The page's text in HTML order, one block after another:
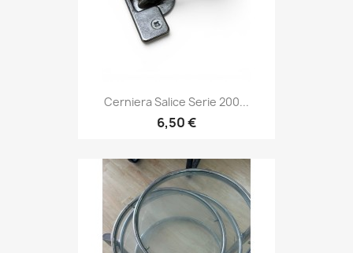
Cerniera Salice Serie 200...
6,50 €